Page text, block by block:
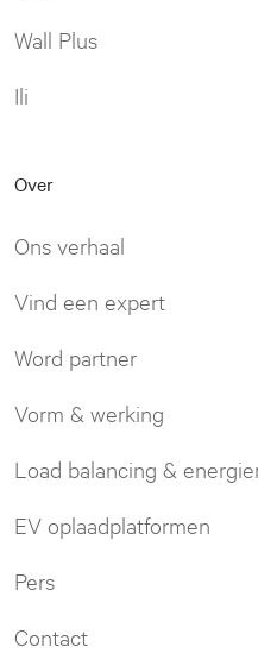
Wall Plus
Ili
Over
Ons verhaal
Vind een expert
Word partner
Vorm & werking
Load balancing &
EV oplaadplatformen
Pers
Contact